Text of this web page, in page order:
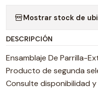
Mostrar stock de
DESCRIPCIÓN
Ensamblaje De Parrilla-
Producto de segunda
Consulte disponibilidad